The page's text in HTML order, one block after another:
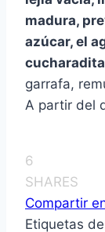
madura,
azúcar, el
garrafa,
A partir del
6
SHARES
Compartir
Etiquetas